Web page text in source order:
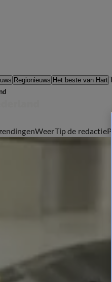
Regionieuws Het beste van Hart
WeerTip de redactie
verlangt alweer naar de
Schiphol verwacht donderdag geen
ook donderdag minder treinen door